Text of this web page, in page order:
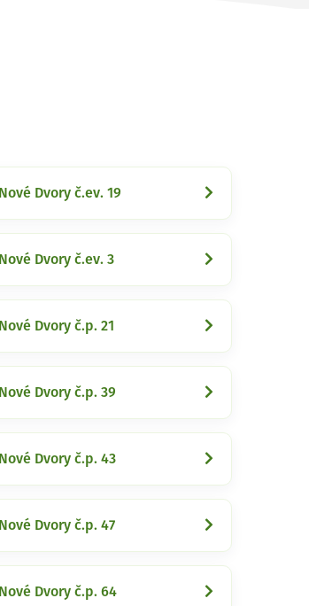
Nové Dvory č.ev. 19
Nové Dvory č.ev. 3
Nové Dvory č.p. 21
Nové Dvory č.p. 39
Nové Dvory č.p. 43
Nové Dvory č.p. 47
Nové Dvory č.p. 64